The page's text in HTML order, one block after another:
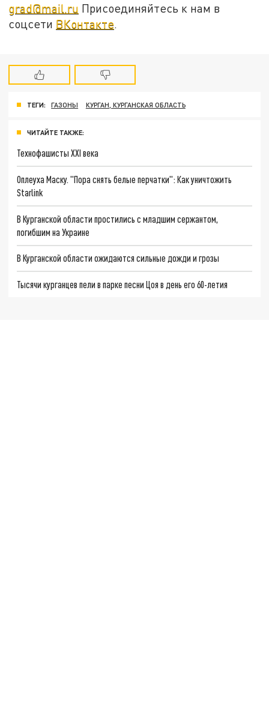
grad@mail.ru Присоединяйтесь к нам в
соцсети ВКонтакте.
ТЕГИ: ГАЗОНЫ КУРГАН, КУРГАНСКАЯ ОБЛАСТЬ
ЧИТАЙТЕ ТАКЖЕ:
Технофашисты XXI века
Оплеуха Маску. "Пора снять белые перчатки": Как уничтожить
Starlink
В Курганской области простились с младшим сержантом,
погибшим на Украине
В Курганской области ожидаются сильные дожди и грозы
Тысячи курганцев пели в парке песни Цоя в день его 60-летия